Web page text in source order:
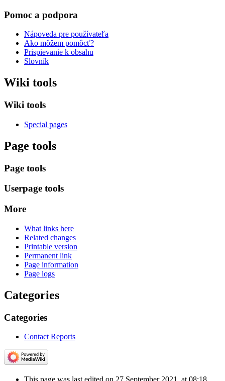
Pomoc a podpora
Nápoveda pre používateľa
Ako môžem pomôcť?
Prispievanie k obsahu
Slovník
Wiki tools
Wiki tools
Special pages
Page tools
Page tools
Userpage tools
More
What links here
Related changes
Printable version
Permanent link
Page information
Page logs
Categories
Categories
Contact Reports